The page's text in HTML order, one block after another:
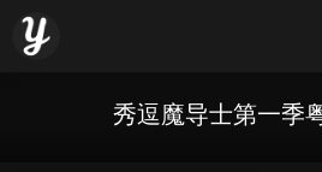
秀逗魔导士第一季